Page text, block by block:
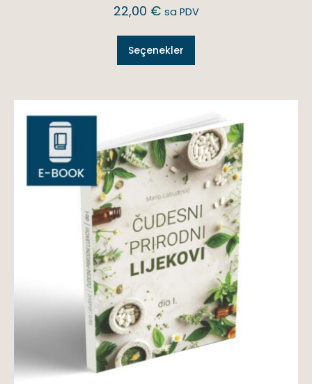
22,00 € sa PDV
Seçenekler